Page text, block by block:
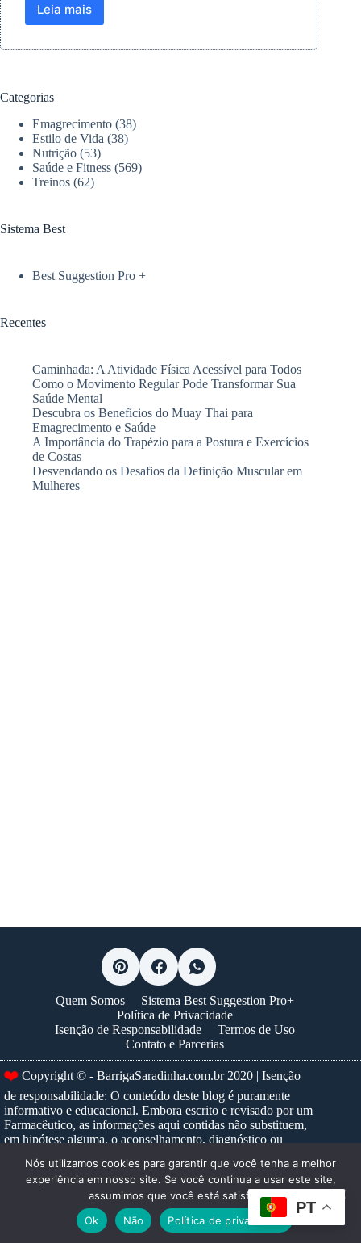
Leia mais
Os
de
Presença
do
Outro
Melhora
o
Categorias
Emagrecimento (38)
Estilo de Vida (38)
Nutrição (53)
Saúde e Fitness (569)
Treinos (62)
Sistema Best
Best Suggestion Pro +
Recentes
Caminhada: A Atividade Física Acessível para Todos
Como o Movimento Regular Pode Transformar Sua
Saúde Mental
Descubra os Benefícios do Muay Thai para
Emagrecimento e Saúde
A Importância do Trapézio para a Postura e Exercícios
de Costas
Desvendando os Desafios da Definição Muscular em
Mulheres
Quem Somos
Sistema Best Suggestion Pro+
Política de Privacidade
Isenção de Responsabilidade
Termos de Uso
Contato e Parcerias
❤️ Copyright © - BarrigaSaradinha.com.br 2020 | Isenção
de responsabilidade: O conteúdo deste blog é puramente
informativo e educacional. Embora escrito e revisado por um
Farmacêutico, as informações aqui contidas não substituem,
em hipótese alguma, o aconselhamento, diagnóstico ou
médico ou adie a busca por um, devido a algo que tenha lido
neste site. Para prescrições e tratamentos específicos,
consulte sempre um profissional de saúde habilitado.Saiba
PT
Nós utilizamos cookies para garantir que você tenha a melhor
experiência em nosso site. Se você continua a usar este site,
assumimos que você está satisfeito.
Ok
Não Política de privacidade